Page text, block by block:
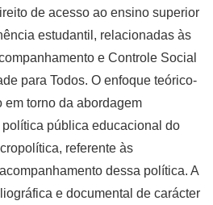
de acesso ao ensino superior
estudantil, relacionadas às
e Controle Social
para Todos. O enfoque teórico-
torno da abordagem
pública educacional do
referente às
dessa política. A
e documental de carácter